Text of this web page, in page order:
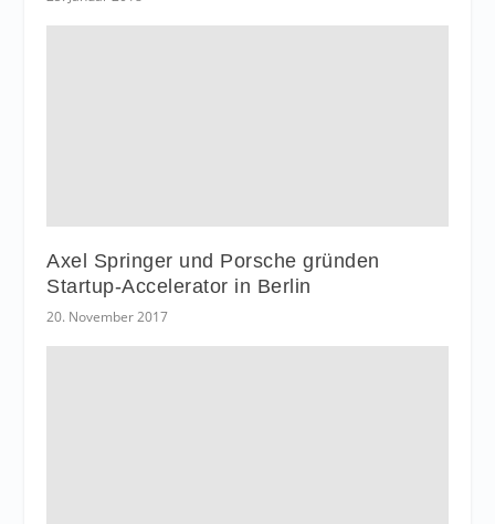
Axel Springer und Porsche gründen
Startup-Accelerator in Berlin
20. November 2017